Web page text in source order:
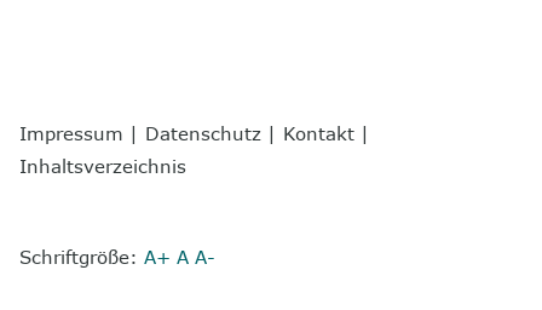
Impressum | Datenschutz | Kontakt |
Inhaltsverzeichnis
Schriftgröße: A+ A A-